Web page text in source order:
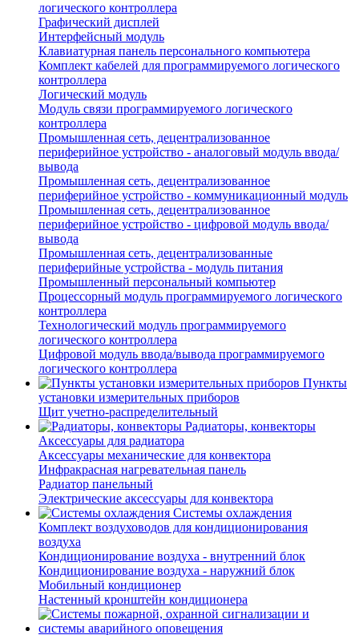
логического контроллера
Графический дисплей
Интерфейсный модуль
Клавиатурная панель персонального компьютера
Комплект кабелей для программируемого логического
контроллера
Логический модуль
Модуль связи программируемого логического
контроллера
Промышленная сеть, децентрализованное
периферийное устройство - аналоговый модуль ввода/
вывода
Промышленная сеть, децентрализованное
периферийное устройство - коммуникационный модуль
Промышленная сеть, децентрализованное
периферийное устройство - цифровой модуль ввода/
вывода
Промышленная сеть, децентрализованные
периферийные устройства - модуль питания
Промышленный персональный компьютер
Процессорный модуль программируемого логического
контроллера
Технологический модуль программируемого
логического контроллера
Цифровой модуль ввода/вывода программируемого
логического контроллера
Пункты
установки измерительных приборов
Щит учетно-распределительный
Радиаторы, конвекторы
Аксессуары для радиатора
Аксессуары механические для конвектора
Инфракрасная нагревательная панель
Радиатор панельный
Электрические аксессуары для конвектора
Системы охлаждения
Комплект воздуховодов для кондиционирования
воздуха
Кондиционирование воздуха - внутренний блок
Кондиционирование воздуха - наружний блок
Мобильный кондиционер
Настенный кронштейн кондиционера